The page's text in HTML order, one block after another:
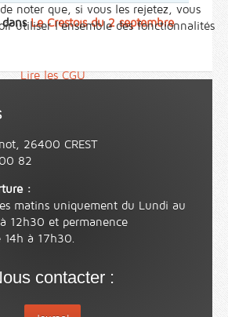
dansLe Crestois du 2 septembre
26400 CREST
82
:
matins uniquement du Lundi au
12h30 et permanence
à 17h30.
contacter :
noter que, si vous les rejetez, vous
utiliser l’ensemble des fonctionnalités
Lire les CGU